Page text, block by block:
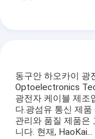
동구안 하오카이 광
Optoelectronics
광전자 케이블 제조
다.광섬유 통신 제
관리와 품질 제품은
니다. 현재, HaoKai...